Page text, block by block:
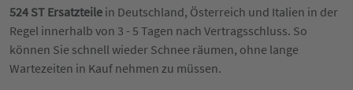
524 ST Ersatzteile in Deutschland, Österreich und Italien in der
Regel innerhalb von 3 - 5 Tagen nach Vertragsschluss. So
können Sie schnell wieder Schnee räumen, ohne lange
Wartezeiten in Kauf nehmen zu müssen.